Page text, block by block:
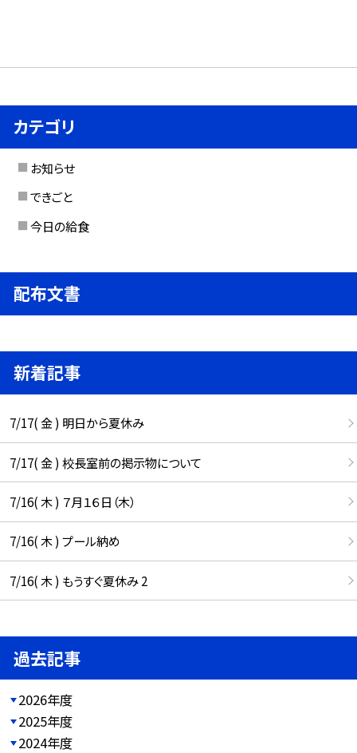
カテゴリ
お知らせ
できごと
今日の給食
配布文書
新着記事
7/17( 金 ) 明日から夏休み
7/17( 金 ) 校長室前の掲示物について
7/16( 木 ) ７月１６日（木）
7/16( 木 ) プール納め
7/16( 木 ) もうすぐ夏休み 2
過去記事
2026年度
2025年度
2024年度